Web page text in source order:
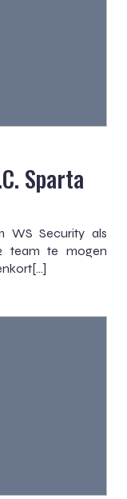
Sparta
WS Security als
team te mogen